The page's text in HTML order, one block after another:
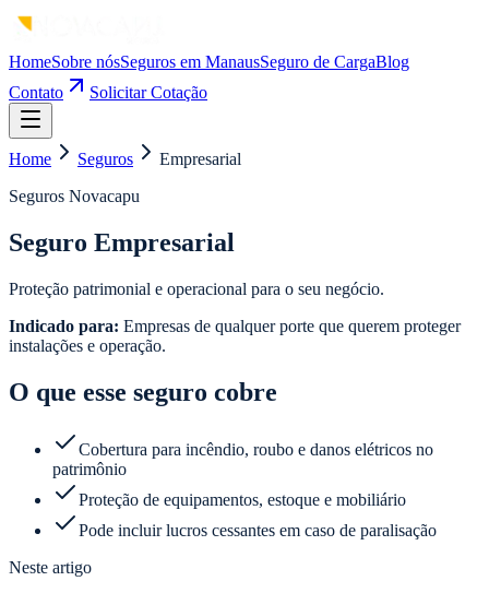
HomeSobre nósSeguros em ManausSeguro de CargaBlog
Contato
Solicitar Cotação
Home Seguros
Empresarial
Seguros Novacapu
Seguro Empresarial
Proteção patrimonial e operacional para o seu negócio.
Indicado para: Empresas de qualquer porte que querem proteger
instalações e operação.
O que esse seguro cobre
Cobertura para incêndio, roubo e danos elétricos no
patrimônio
Proteção de equipamentos, estoque e mobiliário
Pode incluir lucros cessantes em caso de paralisação
Neste artigo